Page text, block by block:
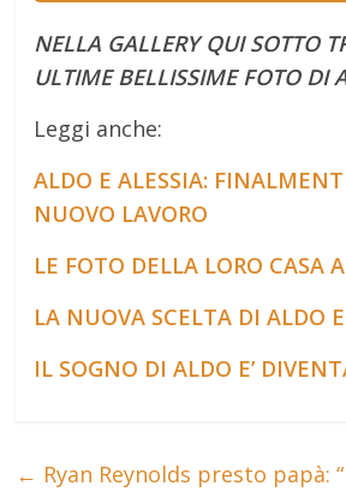
NELLA GALLERY QUI SOTTO
ULTIME BELLISSIME FOTO DI
Leggi anche:
ALDO E ALESSIA:
NUOVO LAVORO
LE FOTO DELLA LORO CASA
LA NUOVA SCELTA DI ALDO
IL SOGNO DI ALDO E’
← Ryan Reynolds presto papà: